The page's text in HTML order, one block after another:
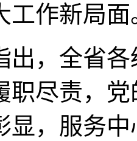
工作新局面
，全省各
职尽责，
显，服务